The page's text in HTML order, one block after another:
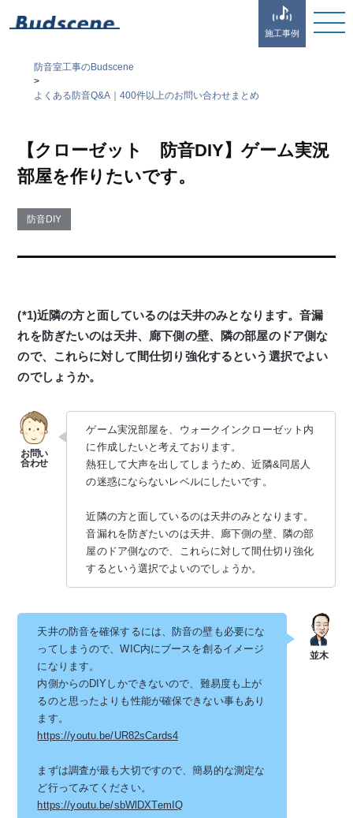
施工事例
防音室工事のBudscene
>
よくある防音Q&A｜400件以上のお問い合わせまとめ
【クローゼット 防音DIY】ゲーム実況
部屋を作りたいです。
防音DIY
(*1)近隣の方と面しているのは天井のみとなります。音漏
れを防ぎたいのは天井、廊下側の壁、隣の部屋のドア側な
ので、これらに対して間仕切り強化するという選択でよい
のでしょうか。
ゲーム実況部屋を、ウォークインクローゼット内
に作成したいと考えております。
熱狂して大声を出してしまうため、近隣&同居人
の迷惑にならないレベルにしたいです。
近隣の方と面しているのは天井のみとなります。
音漏れを防ぎたいのは天井、廊下側の壁、隣の部
屋のドア側なので、これらに対して間仕切り強化
するという選択でよいのでしょうか。
天井の防音を確保するには、防音の壁も必要にな
ってしまうので、WIC内にブースを創るイメージ
になります。
内側からのDIYしかできないので、難易度も上が
るのと思ったよりも性能が確保できない事もあり
ます。
https://youtu.be/UR82sCards4
まずは調査が最も大切ですので、簡易的な測定な
ど行ってみてください。
https://youtu.be/sbWlDXTemIQ